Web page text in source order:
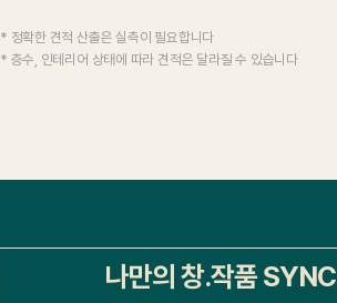
* 정확한 견적 산출은 실측이 필요합니다
* 층수, 인테리어 상태에 따라 견적은 달라질 수 있습니다
나만의 창.작품 SYNC